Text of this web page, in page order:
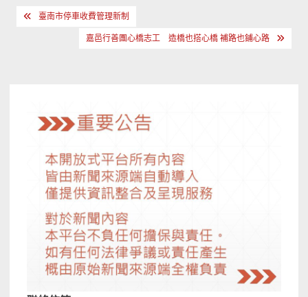
文 臺南市停車收費管理新制
嘉邑行善團心橋志工 造橋也搭心橋 補路也鋪心路